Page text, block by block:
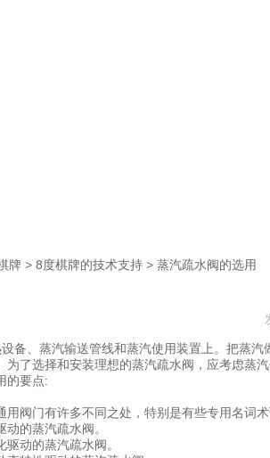
牌 > 8度棋牌的技术支持 > 蒸汽疏水阀的选用
备、蒸汽输送管线和蒸汽使用装置上。把蒸
了选择和安装理想的蒸汽疏水阀，应考虑蒸
的要点:
阀门有许多不同之处，特别是有些专用名词
的蒸汽疏水阀。
动的蒸汽疏水阀。